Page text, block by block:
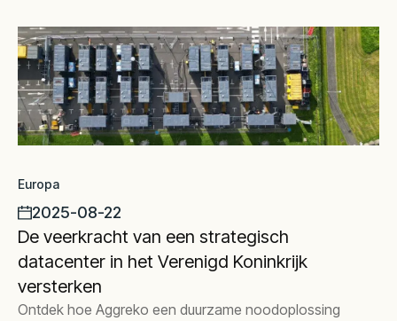
Europa
2025-08-22
De veerkracht van een strategisch
datacenter in het Verenigd Koninkrijk
versterken
Ontdek hoe Aggreko een duurzame noodoplossing